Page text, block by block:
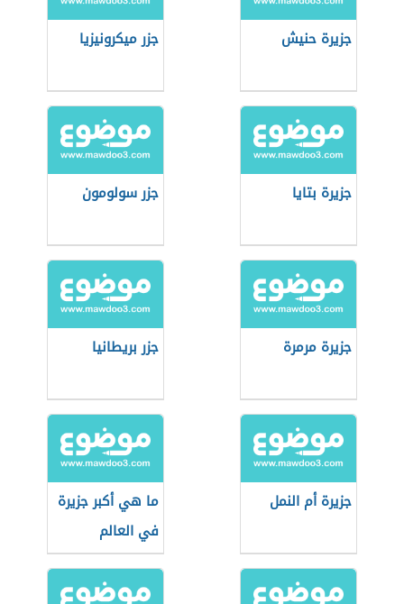
جزيرة حنيش جزر ميكرونيزيا
جزيرة بتايا جزر سولومون
جزيرة مرمرة جزر بريطانيا
جزيرة أم النمل
ما هي أكبر جزيرة
في العالم